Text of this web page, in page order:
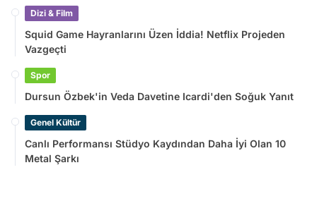
Dizi & Film
Squid Game Hayranlarını Üzen İddia! Netflix Projeden
Vazgeçti
Spor
Dursun Özbek'in Veda Davetine Icardi'den Soğuk Yanıt
Genel Kültür
Canlı Performansı Stüdyo Kaydından Daha İyi Olan 10
Metal Şarkı